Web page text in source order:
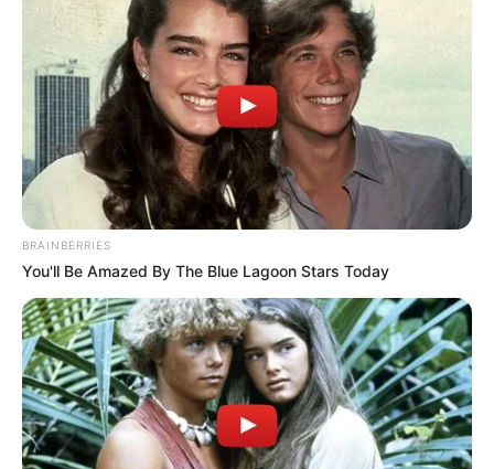
BRAINBERRIES
You'll Be Amazed By The Blue Lagoon Stars Today